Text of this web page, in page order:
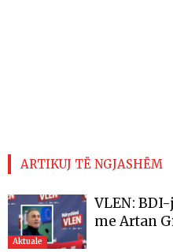
ARTIKUJ TË NGJASHËM
Aktuale
VLEN:
me Artan